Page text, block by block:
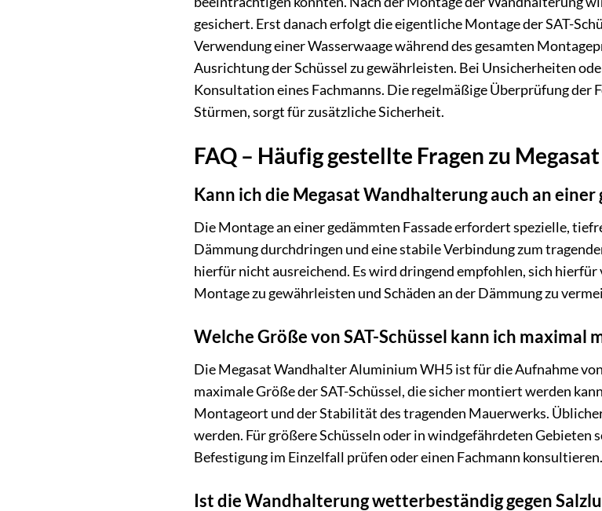
gesichert. Erst danach erfolgt die eigentliche Montage der SAT-
Verwendung einer Wasserwaage während des gesamten
Ausrichtung der Schüssel zu gewährleisten. Bei Unsicherheiten
Konsultation eines Fachmanns. Die regelmäßige Überprüfung der
Stürmen, sorgt für zusätzliche Sicherheit.
FAQ – Häufig gestellte Fragen zu
Kann ich die Megasat Wandhalterung auch an
Die Montage an einer gedämmten Fassade erfordert spezielle,
Dämmung durchdringen und eine stabile Verbindung zum
hierfür nicht ausreichend. Es wird dringend empfohlen, sich
Montage zu gewährleisten und Schäden an der Dämmung zu
Welche Größe von SAT-Schüssel kann ich maximal
Die Megasat Wandhalter Aluminium WH5 ist für die Aufnahme
maximale Größe der SAT-Schüssel, die sicher montiert werden
Montageort und der Stabilität des tragenden Mauerwerks.
werden. Für größere Schüsseln oder in windgefährdeten
Befestigung im Einzelfall prüfen oder einen Fachmann konsultieren.
Ist die Wandhalterung wetterbeständig gegen